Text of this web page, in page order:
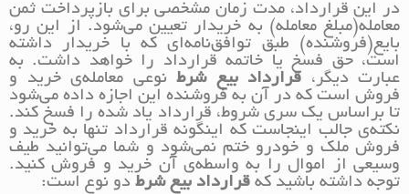
در این قرارداد، مدت زمان مشخصی برای بازپرداخت ثمن
معامله(مبلغ معامله) به خریدار تعیین می‌شود. از این رو،
بایع(فروشنده) طبق توافق‌نامه‌ای که با خریدار داشته
است، حق فسخ یا خاتمه قرارداد را خواهد داشت. به
عبارت دیگر، قرارداد بیع شرط نوعی معامله‌ی خرید و
فروش است که در آن به فروشنده این اجازه داده می‌شود
تا براساس یک سری شروط، قرارداد یاد شده را فسخ کند.
نکته‌ی جالب اینجاست که اینگونه قرارداد تنها به خرید و
فروش ملک و خودرو ختم نمی‌شود و شما می‌توانید طیف
وسیعی از اموال را به واسطه‌ی آن خرید و فروش کنید.
توجه داشته باشید که قرارداد بیع شرط دو نوع است: